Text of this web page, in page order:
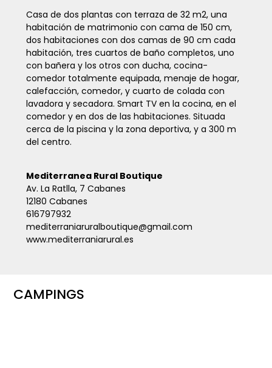
Casa de dos plantas con terraza de 32 m2, una
habitación de matrimonio con cama de 150 cm,
dos habitaciones con dos camas de 90 cm cada
habitación, tres cuartos de baño completos, uno
con bañera y los otros con ducha, cocina-
comedor totalmente equipada, menaje de hogar,
calefacción, comedor, y cuarto de colada con
lavadora y secadora. Smart TV en la cocina, en el
comedor y en dos de las habitaciones. Situada
cerca de la piscina y la zona deportiva, y a 300 m
del centro.
Mediterranea Rural Boutique
Av. La Ratlla, 7 Cabanes
12180 Cabanes
616797932
mediterraniaruralboutique@gmail.com
www.mediterraniarural.es
CAMPINGS